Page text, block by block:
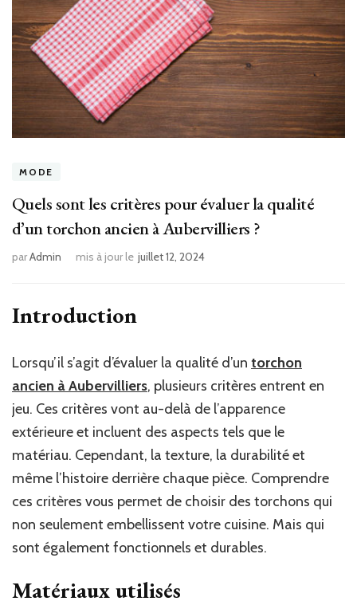
MODE
Quels sont les critères pour évaluer la qualité
d’un torchon ancien à Aubervilliers ?
parAdmin mis à jour le juillet 12, 2024
Introduction
Lorsqu’il s’agit d’évaluer la qualité d’un torchon
ancien à Aubervilliers, plusieurs critères entrent en
jeu. Ces critères vont au-delà de l’apparence
extérieure et incluent des aspects tels que le
matériau. Cependant, la texture, la durabilité et
même l’histoire derrière chaque pièce. Comprendre
ces critères vous permet de choisir des torchons qui
non seulement embellissent votre cuisine. Mais qui
sont également fonctionnels et durables.
Matériaux utilisés